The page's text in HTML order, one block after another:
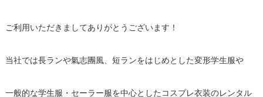
ご利用いただきましてありがとうございます！
当社では長ランや氣志團風、短ランをはじめとした変形学生服や
一般的な学生服・セーラー服を中心としたコスプレ衣装のレンタル